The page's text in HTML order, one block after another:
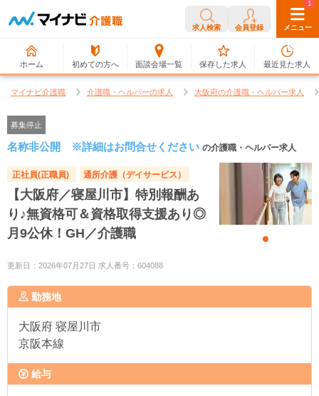
求人検索 会員登録 メニュー
ホーム 初めての方へ 面談会場一覧
0
保存した求人
1
最近見た求人
マイナビ介護職 介護職・ヘルパーの求人 大阪府の介護職・ヘルパー求人
募集停止
名称非公開 ※詳細はお問合せください の介護職・ヘルパー求人
正社員(正職員) 通所介護（デイサービス）
【大阪府／寝屋川市】特別報酬あ
り♪無資格可＆資格取得支援あり◎
月9公休！GH／介護職
更新日：2026年07月27日 求人番号：604088
勤務地
大阪府 寝屋川市
京阪本線
給与